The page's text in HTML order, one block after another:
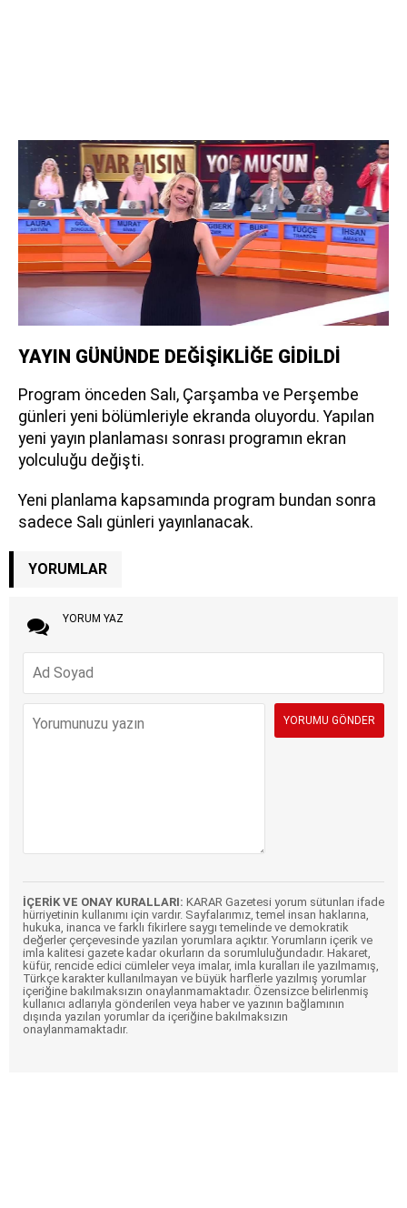
YAYIN GÜNÜNDE DEĞİŞİKLİĞE GİDİLDİ
Program önceden Salı, Çarşamba ve Perşembe
günleri yeni bölümleriyle ekranda oluyordu. Yapılan
yeni yayın planlaması sonrası programın ekran
yolculuğu değişti.
Yeni planlama kapsamında program bundan sonra
sadece Salı günleri yayınlanacak.
YORUMLAR
YORUM YAZ
İÇERİK VE ONAY KURALLARI: KARAR Gazetesi yorum sütunları ifade
hürriyetinin kullanımı için vardır. Sayfalarımız, temel insan haklarına,
hukuka, inanca ve farklı fikirlere saygı temelinde ve demokratik
değerler çerçevesinde yazılan yorumlara açıktır. Yorumların içerik ve
imla kalitesi gazete kadar okurların da sorumluluğundadır. Hakaret,
küfür, rencide edici cümleler veya imalar, imla kuralları ile yazılmamış,
Türkçe karakter kullanılmayan ve büyük harflerle yazılmış yorumlar
içeriğine bakılmaksızın onaylanmamaktadır. Özensizce belirlenmiş
kullanıcı adlarıyla gönderilen veya haber ve yazının bağlamının
dışında yazılan yorumlar da içeriğine bakılmaksızın
onaylanmamaktadır.